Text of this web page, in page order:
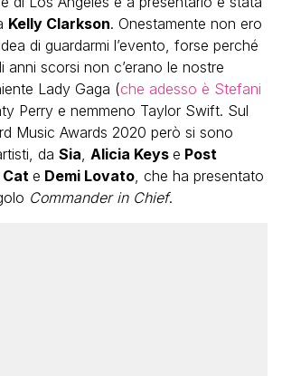
Kelly Clarkson. Onestamente non ero
di guardarmi l’evento, forse perché
anni scorsi non c’erano le nostre
Lady Gaga (che adesso è Stefani
Perry e nemmeno Taylor Swift. Sul
Music Awards 2020 però si sono
da Sia Alicia Keys e Post
Cat e Demi Lovato , che ha presentato
Commander in Chief.